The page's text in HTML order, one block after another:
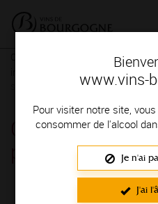
www.vins-
Pour visiter notre site,
consommer de l'alcool
Je n'ai
J'ai
Les
Entrées
surprenantes, pour ravir le palais
Crème brûlée
pop corn